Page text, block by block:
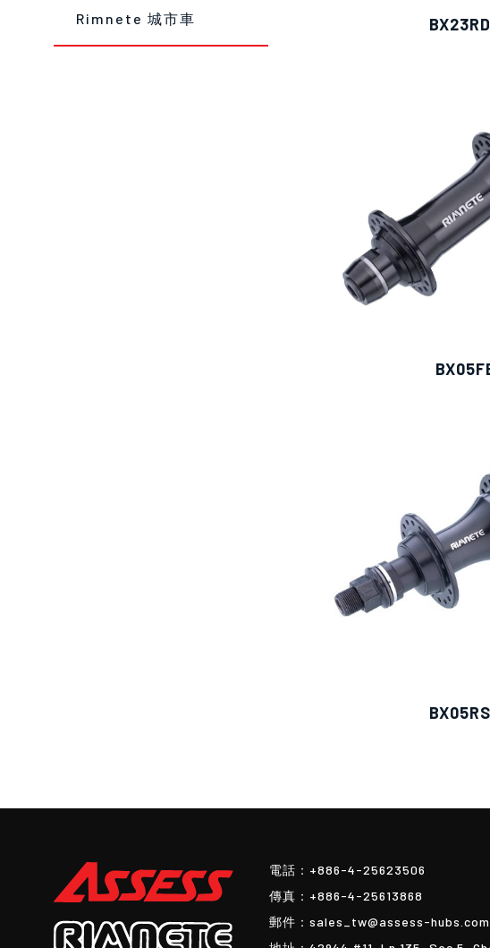
Rimnete 城市車
電話： +886-4-25623506
傳真： +886-4-25613868
郵件：sales_tw@assess-hubs.com
僅